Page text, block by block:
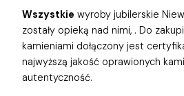
Wszystkie wyroby jubilerskie
zostały opieką nad nimi, . Do
kamieniami dołączony jest
najwyższą jakość oprawionych
autentyczność.